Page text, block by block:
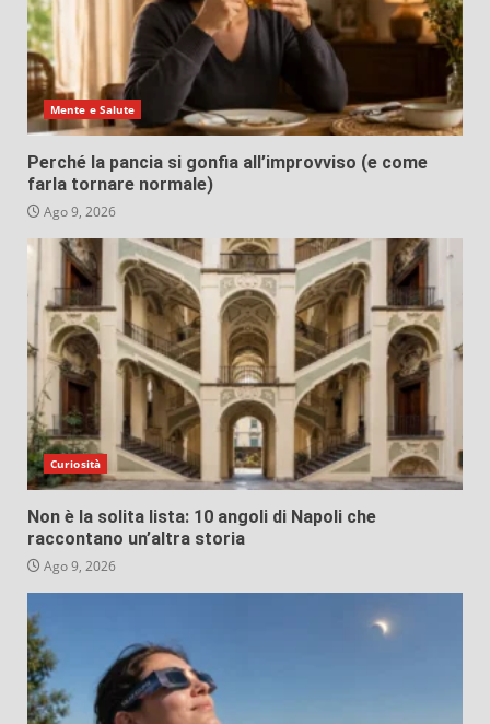
Mente e Salute
Perché la pancia si gonfia all’improvviso (e come
farla tornare normale)
Ago 9, 2026
Curiosità
Non è la solita lista: 10 angoli di Napoli che
raccontano un’altra storia
Ago 9, 2026